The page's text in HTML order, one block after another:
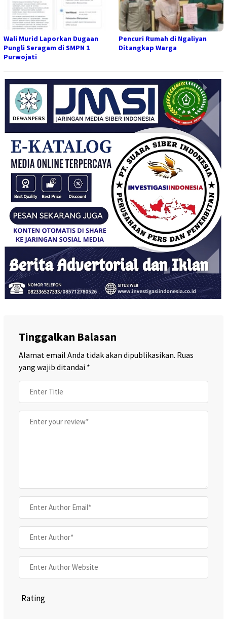
Wali Murid Laporkan Dugaan
Pungli Seragam di SMPN 1
Purwojati
Pencuri Rumah di Ngaliyan
Ditangkap Warga
Tinggalkan Balasan
Alamat email Anda tidak akan dipublikasikan. Ruas
yang wajib ditandai *
Rating